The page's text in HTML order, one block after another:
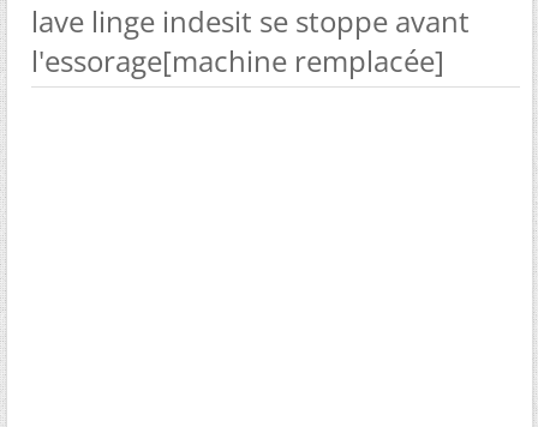
lave linge indesit se stoppe avant
l'essorage[machine remplacée]